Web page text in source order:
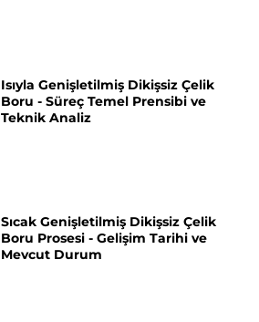
Isıyla Genişletilmiş Dikişsiz Çelik
Boru - Süreç Temel Prensibi ve
Teknik Analiz
Sıcak Genişletilmiş Dikişsiz Çelik
Boru Prosesi - Gelişim Tarihi ve
Mevcut Durum